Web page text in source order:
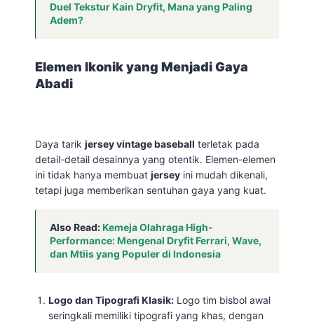
Duel Tekstur Kain Dryfit, Mana yang Paling
Adem?
Elemen Ikonik yang Menjadi Gaya
Abadi
Daya tarik jersey vintage baseball terletak pada
detail-detail desainnya yang otentik. Elemen-elemen
ini tidak hanya membuat jersey ini mudah dikenali,
tetapi juga memberikan sentuhan gaya yang kuat.
Also Read:Kemeja Olahraga High-
Performance: Mengenal Dryfit Ferrari, Wave,
dan Mtiis yang Populer di Indonesia
Logo dan Tipografi Klasik: Logo tim bisbol awal
seringkali memiliki tipografi yang khas, dengan